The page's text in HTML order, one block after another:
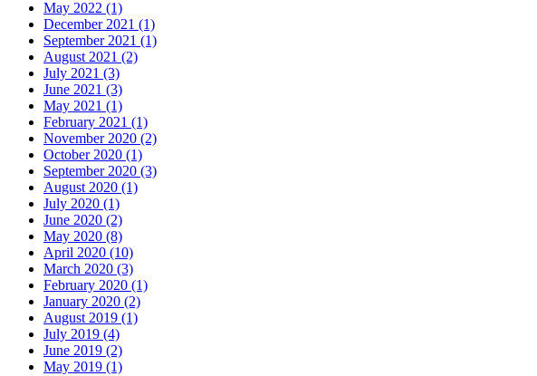
May 2022 (1)
December 2021 (1)
September 2021 (1)
August 2021 (2)
July 2021 (3)
June 2021 (3)
May 2021 (1)
February 2021 (1)
November 2020 (2)
October 2020 (1)
September 2020 (3)
August 2020 (1)
July 2020 (1)
June 2020 (2)
May 2020 (8)
April 2020 (10)
March 2020 (3)
February 2020 (1)
January 2020 (2)
August 2019 (1)
July 2019 (4)
June 2019 (2)
May 2019 (1)